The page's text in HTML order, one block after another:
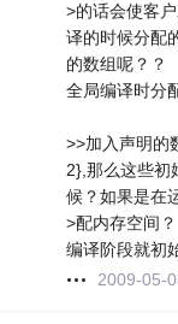
>的话会使客
译的时候分配
的数组呢？？
全局编译时分
>>加入声明的
2},那么这些初
候？如果是在
>配内存空间？
编译阶段就初
2009-05-